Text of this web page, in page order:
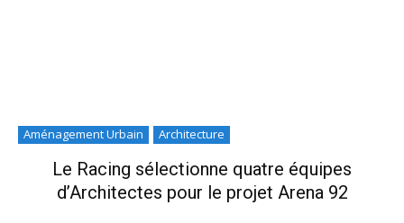
Aménagement Urbain Architecture
Le Racing sélectionne quatre équipes
d’Architectes pour le projet Arena 92